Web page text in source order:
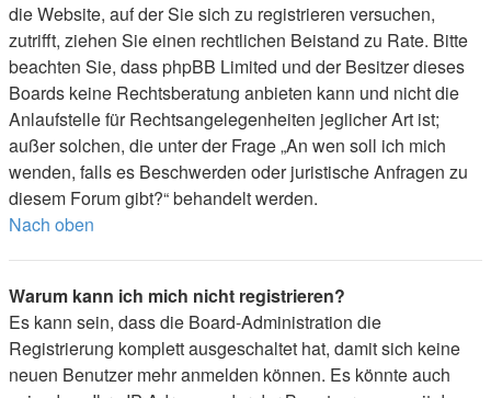
die Website, auf der Sie sich zu registrieren versuchen,
zutrifft, ziehen Sie einen rechtlichen Beistand zu Rate. Bitte
beachten Sie, dass phpBB Limited und der Besitzer dieses
Boards keine Rechtsberatung anbieten kann und nicht die
Anlaufstelle für Rechtsangelegenheiten jeglicher Art ist;
außer solchen, die unter der Frage „An wen soll ich mich
wenden, falls es Beschwerden oder juristische Anfragen zu
diesem Forum gibt?“ behandelt werden.
Nach oben
Warum kann ich mich nicht registrieren?
Es kann sein, dass die Board-Administration die
Registrierung komplett ausgeschaltet hat, damit sich keine
neuen Benutzer mehr anmelden können. Es könnte auch